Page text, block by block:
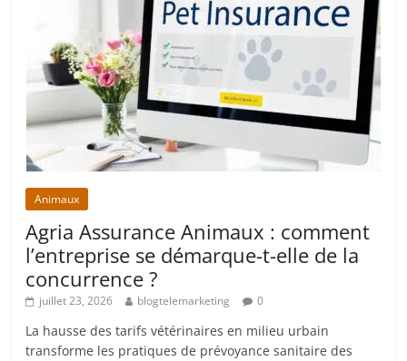
Animaux
Agria Assurance Animaux : comment
l’entreprise se démarque-t-elle de la
concurrence ?
juillet 23, 2026 blogtelemarketing 0
La hausse des tarifs vétérinaires en milieu urbain
transforme les pratiques de prévoyance sanitaire des